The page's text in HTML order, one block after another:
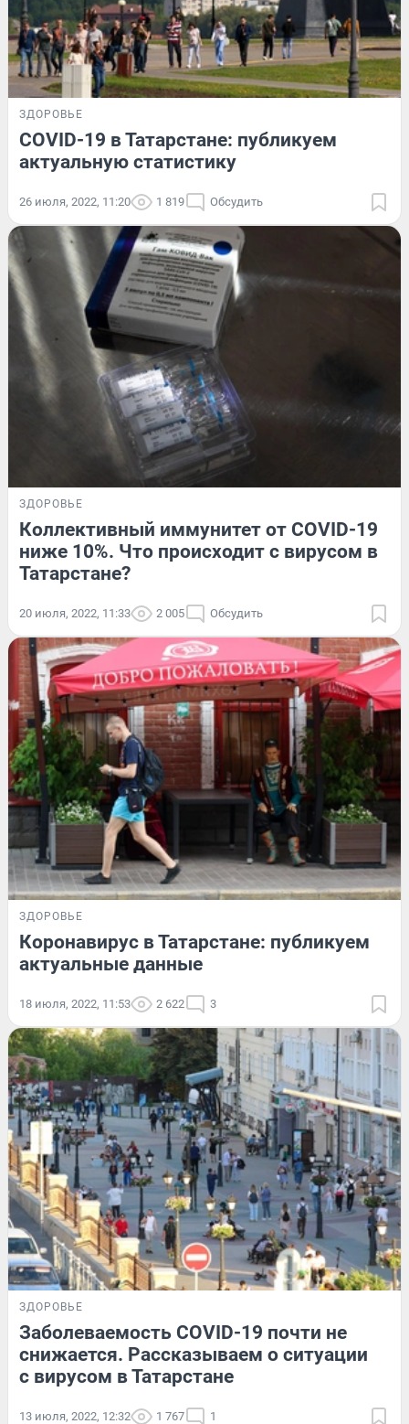
ЗДОРОВЬЕ
COVID-19 в Татарстане: публикуем
актуальную статистику
26 июля, 2022, 11:20 1 819 Обсудить
ЗДОРОВЬЕ
Коллективный иммунитет от COVID-19
ниже 10%. Что происходит с вирусом в
Татарстане?
20 июля, 2022, 11:33 2 005 Обсудить
ЗДОРОВЬЕ
Коронавирус в Татарстане: публикуем
актуальные данные
18 июля, 2022, 11:53 2 622 3
ЗДОРОВЬЕ
Заболеваемость COVID-19 почти не
снижается. Рассказываем о ситуации
с вирусом в Татарстане
13 июля, 2022, 12:32 1 767 1